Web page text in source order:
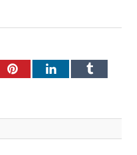
PinterestLinkedInTumblr